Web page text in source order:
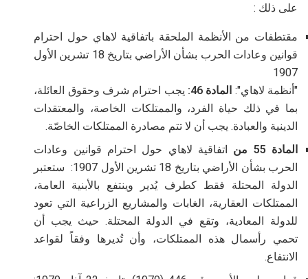
على ذلك :
مقتطفات من الأنظمة الملحقة باتفاقية لاهاي حول احترام
قوانين وعادات الحرب بشأن الأراضي بتاريخ 18 تشرين الأول
1907
"أنظمة لاهاي"
: المادة 46:
يجب احترام شرف وحقوق العائلة،
بما في ذلك حياة الفرد، والممتلكات الخاصة، والمعتقدات
الدينية والعبادة.يجب أن لا تتم مصادرة الممتلكات الخاصّة.
المادة 55 من
اتفاقية لاهاي حول احترام قوانين وعادات
الحرب بشأن الأراضي بتاريخ 18 تشرين الأول 1907: ستعتبر
الدولة المحتلة فقط كطرف يُدير وينتفع بالأبنية العامة،
الممتلكات العقارية، الغابات والمشاريع الزراعية التي تعود
للدولة المعادية، وتقع في الدولة المحتلة. حيث يجب أن
تحمي رأسمال هذه الممتلكات، وأن تُديرها وفقاً لقواعد
الانتفاع.